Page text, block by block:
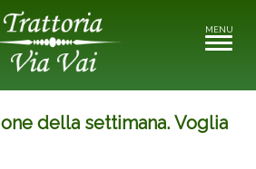
MENU
Toggle
della settimana. Voglia